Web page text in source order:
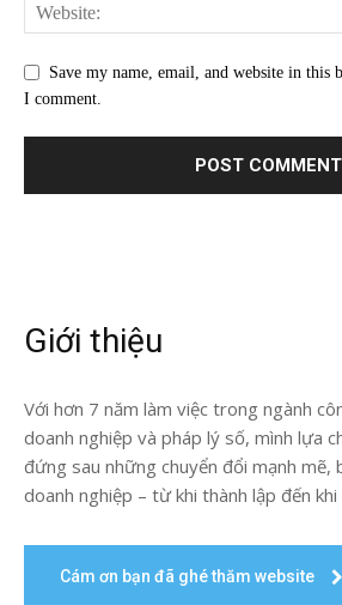
Save my name, email, and website in this
I comment.
Giới thiệu
Với hơn 7 năm làm việc trong ngành
doanh nghiệp và pháp lý số, mình lựa
đứng sau những chuyển đổi mạnh mẽ,
doanh nghiệp – từ khi thành lập đến
Cám ơn bạn đã ghé thăm website